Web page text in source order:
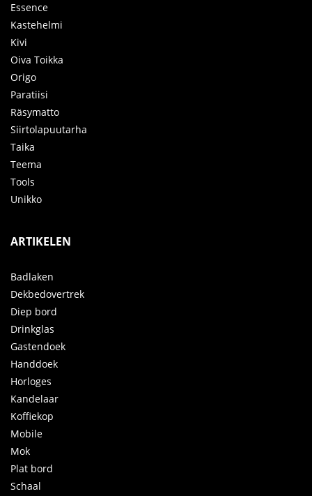
Essence
Kastehelmi
Kivi
Oiva Toikka
Origo
Paratiisi
Räsymatto
Siirtolapuutarha
Taika
Teema
Tools
Unikko
ARTIKELEN
Badlaken
Dekbedovertrek
Diep bord
Drinkglas
Gastendoek
Handdoek
Horloges
Kandelaar
Koffiekop
Mobile
Mok
Plat bord
Schaal